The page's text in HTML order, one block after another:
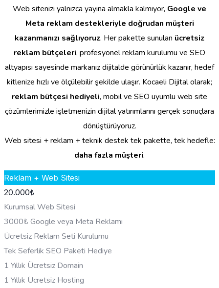
Web sitenizi yalnızca yayına almakla kalmıyor, Google ve
Meta reklam destekleriyle doğrudan müşteri
kazanmanızı sağlıyoruz. Her pakette sunulan ücretsiz
reklam bütçeleri, profesyonel reklam kurulumu ve SEO
altyapısı sayesinde markanız dijitalde görünürlük kazanır, hedef
kitlenize hızlı ve ölçülebilir şekilde ulaşır. Kocaeli Dijital olarak;
reklam bütçesi hediyeli, mobil ve SEO uyumlu web site
çözümlerimizle işletmenizin dijital yatırımlarını gerçek sonuçlara
dönüştürüyoruz.
Web sitesi + reklam + teknik destek tek pakette, tek hedefle:
daha fazla müşteri.
Reklam + Web Sitesi
20.000₺
Kurumsal Web Sitesi
3000₺ Google veya Meta Reklamı
Ücretsiz Reklam Seti Kurulumu
Tek Seferlik SEO Paketi Hediye
1 Yıllık Ücretsiz Domain
1 Yıllık Ücretsiz Hosting